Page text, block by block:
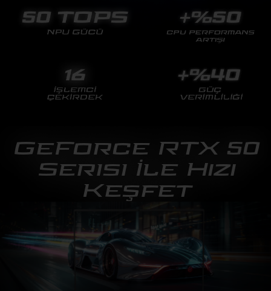
GeForce RTX 50
Serisi İle Hızı
Keşfet